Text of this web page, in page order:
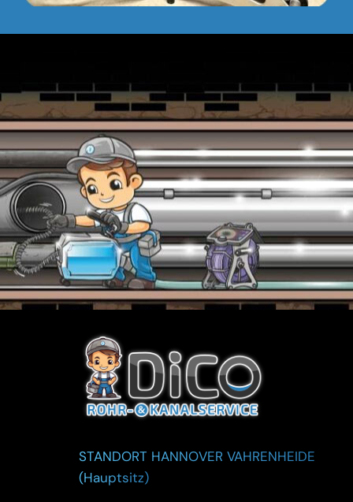
STANDORT HANNOVER VAHRENHEIDE
(Hauptsitz)